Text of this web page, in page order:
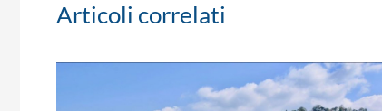
Articoli correlati